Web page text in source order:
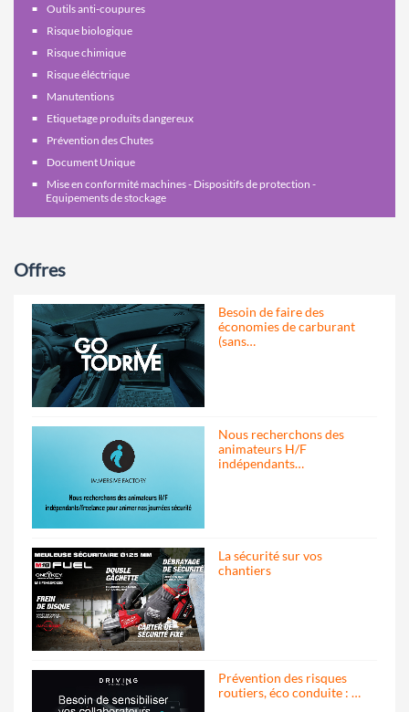
Outils anti-coupures
Risque biologique
Risque chimique
Risque éléctrique
Manutentions
Etiquetage produits dangereux
Prévention des Chutes
Document Unique
Mise en conformité machines - Dispositifs de protection -
Equipements de stockage
Offres
Besoin de faire des
économies de carburant
(sans…
Nous recherchons des
animateurs H/F
indépendants…
La sécurité sur vos
chantiers
Prévention des risques
routiers, éco conduite : …